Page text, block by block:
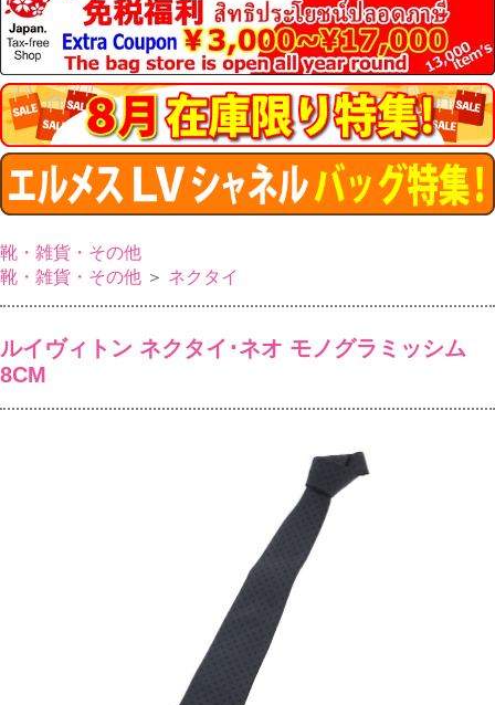
靴・雑貨・その他
靴・雑貨・その他 ＞ ネクタイ
ルイヴィトン ネクタイ･ネオ モノグラミッシム
8CM